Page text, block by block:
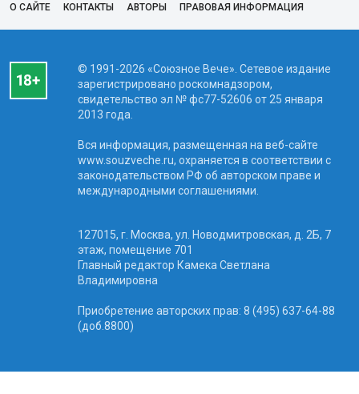
О САЙТЕ КОНТАКТЫ АВТОРЫ ПРАВОВАЯ ИНФОРМАЦИЯ
© 1991-2026 «Союзное Вече». Сетевое издание
зарегистрировано роскомнадзором,
свидетельство эл № фc77-52606 от 25 января
2013 года.
Вся информация, размещенная на веб-сайте
www.souzveche.ru, охраняется в соответствии с
законодательством РФ об авторском праве и
международными соглашениями.
127015, г. Москва, ул. Новодмитровская, д. 2Б, 7
этаж, помещение 701
Главный редактор Камека Светлана
Владимировна
Приобретение авторских прав: 8 (495) 637-64-88
(доб.8800)